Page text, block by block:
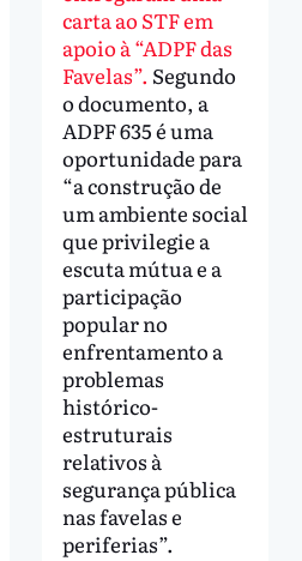
carta ao STF em
apoio à “ADPF das
Favelas”. Segundo
o documento, a
ADPF 635 é uma
oportunidade para
“a construção de
um ambiente social
que privilegie a
escuta mútua e a
participação
popular no
enfrentamento a
problemas
histórico-
estruturais
relativos à
segurança pública
nas favelas e
periferias”.